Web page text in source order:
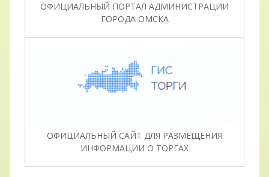
ОФИЦИАЛЬНЫЙ ПОРТАЛ АДМИНИСТРАЦИИ
ГОРОДА ОМСКА
ОФИЦИАЛЬНЫЙ САЙТ ДЛЯ РАЗМЕЩЕНИЯ
ИНФОРМАЦИИ О ТОРГАХ